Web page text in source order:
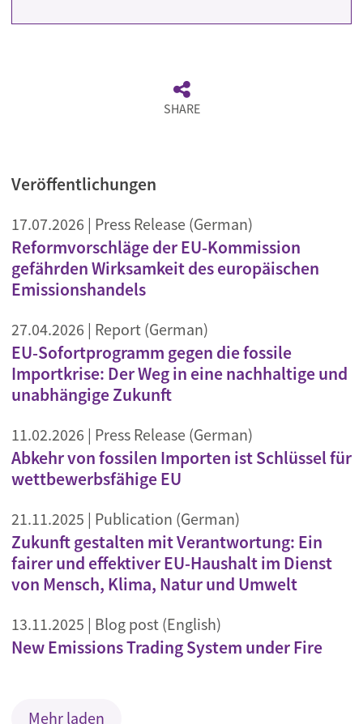
SHARE
Veröffentlichungen
17.07.2026 | Press Release (German)
Reformvorschläge der EU-Kommission
gefährden Wirksamkeit des europäischen
Emissionshandels
27.04.2026 | Report (German)
EU-Sofortprogramm gegen die fossile
Importkrise: Der Weg in eine nachhaltige und
unabhängige Zukunft
11.02.2026 | Press Release (German)
Abkehr von fossilen Importen ist Schlüssel für
wettbewerbsfähige EU
21.11.2025 | Publication (German)
Zukunft gestalten mit Verantwortung: Ein
fairer und effektiver EU-Haushalt im Dienst
von Mensch, Klima, Natur und Umwelt
13.11.2025 | Blog post (English)
New Emissions Trading System under Fire
Mehr laden